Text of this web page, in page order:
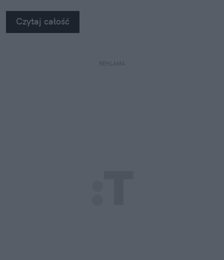
Czytaj całość
REKLAMA